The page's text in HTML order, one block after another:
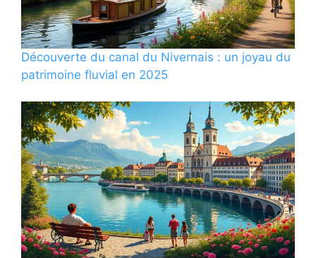
Découverte du canal du Nivernais : un joyau du
patrimoine fluvial en 2025